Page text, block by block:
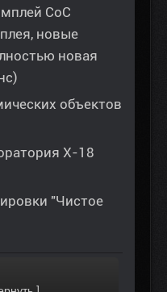
СоС
новые
новая
объектов
Х-18
"Чистое